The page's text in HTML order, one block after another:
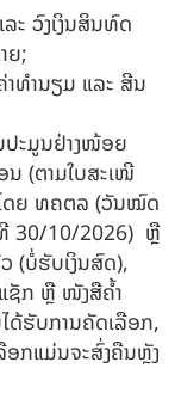
ະ ວົງເງິນສິນທົດ
ຍ;
ທຳນຽມ ແລະ ສີນ
ປະມູນຢ່າງໜ້ອຍ
(ຕາມໃບສະເໜີ
ດຍ ທຄຕລ (ວັນໝົດ
30/10/2026) ຫຼື
(ບໍ່ຮັບເງິນສົດ),
ຊັກ ຫຼື ໜັງສືຄໍ້າ
ດ້ຮັບການຄັດເລືອກ,
ກແມ່ນຈະສົ່ງຄືນຫຼັງ